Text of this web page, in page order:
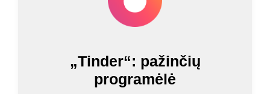
„Tinder“: pažinčių
programėlė